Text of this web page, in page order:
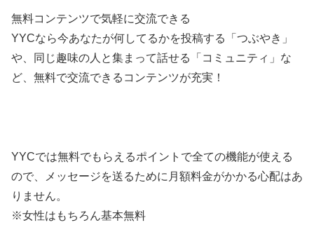
無料コンテンツで気軽に交流できる
YYCなら今あなたが何してるかを投稿する「つぶやき」
や、同じ趣味の人と集まって話せる「コミュニティ」な
ど、無料で交流できるコンテンツが充実！
YYCでは無料でもらえるポイントで全ての機能が使える
ので、メッセージを送るために月額料金がかかる心配はあ
りません。
※女性はもちろん基本無料